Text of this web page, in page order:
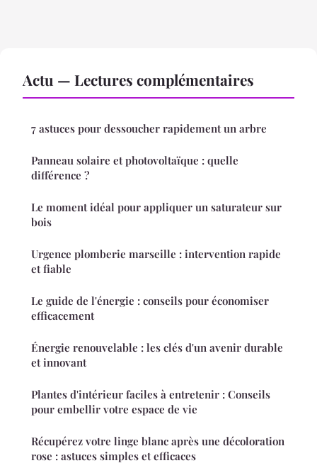
Actu — Lectures complémentaires
7 astuces pour dessoucher rapidement un arbre
Panneau solaire et photovoltaïque : quelle
différence ?
Le moment idéal pour appliquer un saturateur sur
bois
Urgence plomberie marseille : intervention rapide
et fiable
Le guide de l'énergie : conseils pour économiser
efficacement
Énergie renouvelable : les clés d'un avenir durable
et innovant
Plantes d'intérieur faciles à entretenir : Conseils
pour embellir votre espace de vie
Récupérez votre linge blanc après une décoloration
rose : astuces simples et efficaces